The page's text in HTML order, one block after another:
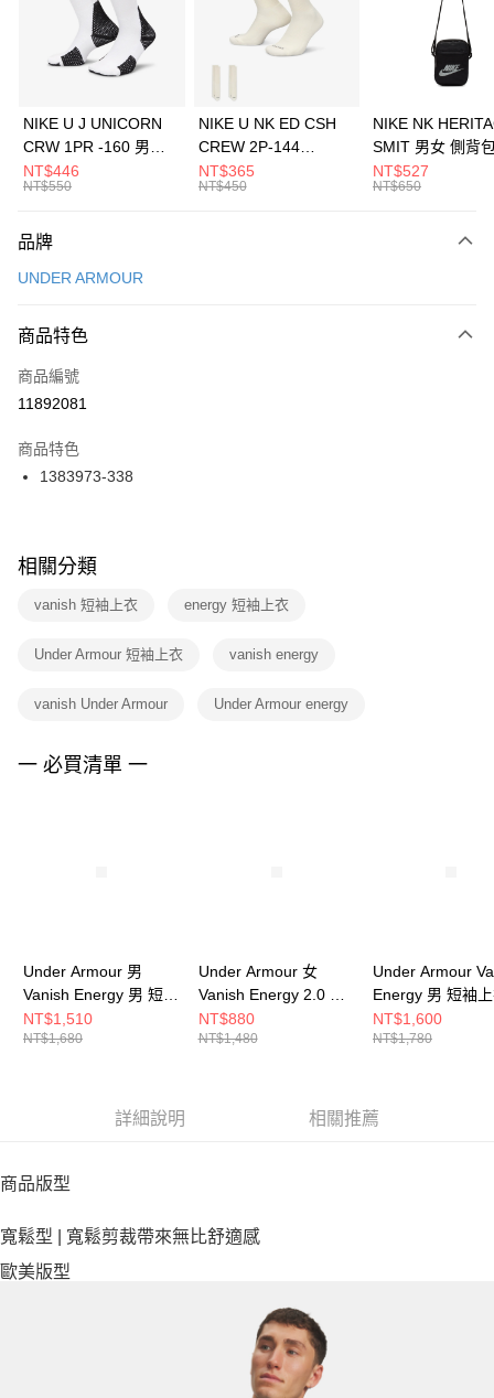
合作金庫商業銀行
第一商業銀行
華南商業銀行
彰化商業銀行
上海商業儲蓄銀行
元大商業銀行
台灣樂天信用卡公司
Apple Pay
全盈+PAY
AFTEE先享後付
【關於「AFTEE先享後付」】
便利好安心！
３．安心：先確認商品／服務後，再付款。
【「AFTEE先享後付」結帳流程】
１．於結帳方式選擇「AFTEE先享後付」後，將跳轉至「AFTEE先享後付」
２．訂單成立數日內，您將收到繳費通知簡訊。
３．收到繳費通知簡訊後14天內，點擊此簡訊中的連結，可透過四大超商／
ATM／網路銀行／等多元方式進行付款，方視為交易完成。
※ 交易是否成功請以「AFTEE先享後付 」之結帳頁面顯示為準，若有關於
是否繳費成功／繳費後需取消欲退款等相關疑問，請聯繫「AFTEE先享後付
客戶支援中心」 https://netprotections.freshdesk.com/support/home
１．透過由恩沛科技股份有限公司提供之「AFTEE先享後付」服務完成之交
權轉讓予恩沛科技股份有限公司。
３．未成年的使用者請事先徵得法定代理人或監護人之同意方可使用
「AFTEE先享後付」，若未經同意申辦者引起之損失，本公司不負相關責
運送方式
每筆NT$100，滿NT$1,500(含以上)免運費
宅配
每筆NT$100，滿NT$1,500(含以上)免運費
付款後門市自取
每筆NT$100，滿NT$1,500(含以上)免運費
NIKE U J UNICORN
CRW 1PR -160 男女
中統襪 FZ3393100
NT$446
NT$550
NIKE U NK ED CSH
CREW 2P-144
EMBRDY 男女 短統襪
FZ3073133
NT$365
NT$450
NIKE NK
SMIT 男女 側背
BA5871010
NT$527
NT$650
品牌
UNDER ARMOUR
商品特色
商品編號
11892081
商品特色
1383973-338
相關分類
vanish 短袖上衣 energy 短袖上衣
Under Armour 短袖上衣 vanish energy
vanish Under Armour Under Armour energy
一 必買清單 一
Under Armour 男
Vanish Energy 男 短袖
上衣 1383973-100
NT$1,510
NT$1,680
Under Armour 女
Vanish Energy 2.0 女
短袖上衣 1379141-
647
NT$880
NT$1,480
Under Armour
Energy 男 短袖
6009761-410
NT$1,600
NT$1,780
詳細說明 相關推薦
商品版型
寬鬆型 | 寬鬆剪裁帶來無比舒適感
歐美版型